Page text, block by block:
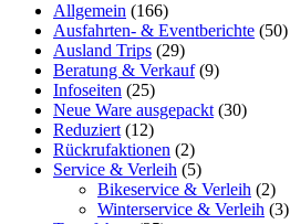
Allgemein (166)
Ausfahrten- & Eventberichte (50)
Ausland Trips (29)
Beratung & Verkauf(9)
Infoseiten (25)
Neue Ware ausgepackt (30)
Reduziert (12)
Rückrufaktionen (2)
Service & Verleih (5)
Bikeservice & Verleih (2)
Winterservice & Verleih (3)